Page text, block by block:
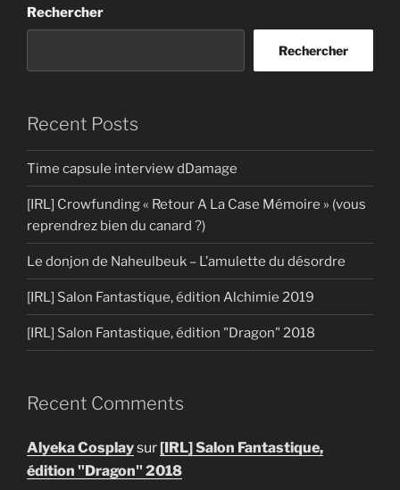
Rechercher
Rechercher
Recent Posts
Time capsule interview dDamage
[IRL] Crowfunding « Retour A La Case Mémoire » (vous
reprendrez bien du canard ?)
Le donjon de Naheulbeuk – L’amulette du désordre
[IRL] Salon Fantastique, édition Alchimie 2019
[IRL] Salon Fantastique, édition "Dragon" 2018
Recent Comments
Alyeka Cosplaysur[IRL] Salon Fantastique,
édition "Dragon" 2018